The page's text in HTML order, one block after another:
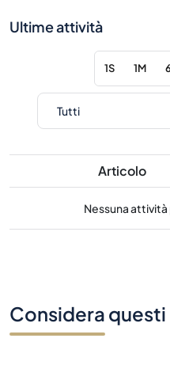
Ultime attività
1S 1M
Articolo
Nessuna
Considera